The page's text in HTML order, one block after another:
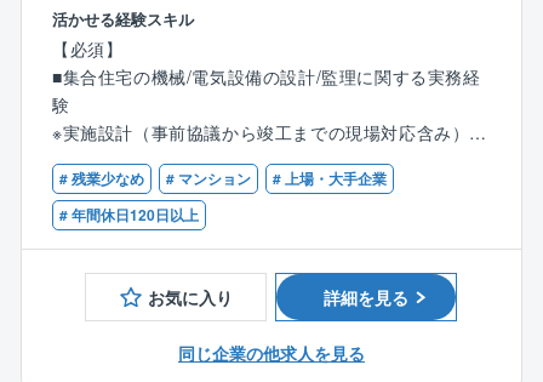
るべく、今後もグローバル化に力を入れていきます。
◇充実した研修制度：『社員の成長が同社の成長の源
泉』であり、『人を育てる会社、人が育つ会社』が同
社の基本的な考え方になります。そのため、設計・積
算実習、電工技能実習、安全品質講習など全50を超え
るプログラムがあり、資格講習など資格の取得を推進
しています。
務を担っていただきます。
【具体的には】
■新築マンション等の計画に関する設備設計上のアドバ
イス
■新築マンション等の査図業務
■施主の立場での設計者/施工者への品質確保のための
指示
■建物の中間/竣工検査
■竣工後のアフターサービス対応に関する助言
【業務の特徴】
担当する物件は同社の出資会社である住友商事株式会
社が分譲したマンションがメインになります。また、
活かせる経験スキル
【必須】
■集合住宅の機械/電気設備の設計/監理に関する実務経
験
※実施設計（事前協議から竣工までの現場対応含み）を
主担当として5件以上
（集合住宅2件以上含む）の経験
■建築設備士
# 残業少なめ # マンション
# 上場・大手企業
# 年間休日120日以上
お気に入り 詳細を見る
同じ企業の他求人を見る